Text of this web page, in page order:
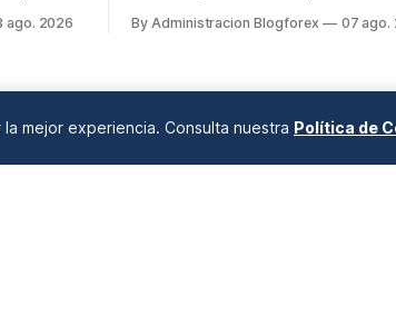
y
y el
ago. 2026
7,757.64 puntos (+0.6%). El Dow
empleo de julio inesperadamente
By Administracion Blogforex 07 ago.
mejor experiencia. Consulta nuestra Política de